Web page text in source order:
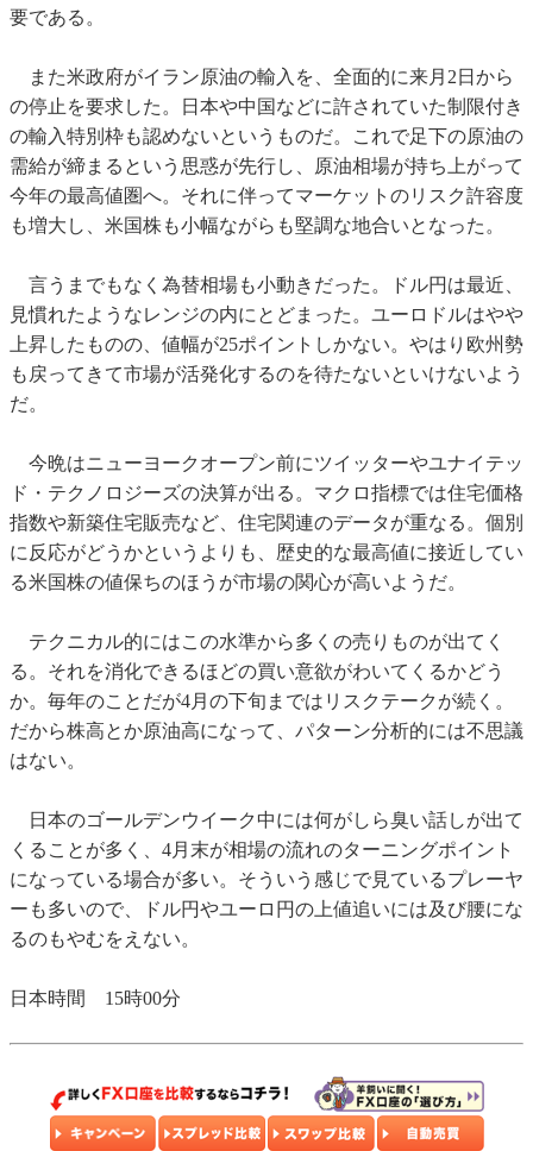
要である。
また米政府がイラン原油の輸入を、全面的に来月2日から
の停止を要求した。日本や中国などに許されていた制限付き
の輸入特別枠も認めないというものだ。これで足下の原油の
需給が締まるという思惑が先行し、原油相場が持ち上がって
今年の最高値圏へ。それに伴ってマーケットのリスク許容度
も増大し、米国株も小幅ながらも堅調な地合いとなった。
言うまでもなく為替相場も小動きだった。ドル円は最近、
見慣れたようなレンジの内にとどまった。ユーロドルはやや
上昇したものの、値幅が25ポイントしかない。やはり欧州勢
も戻ってきて市場が活発化するのを待たないといけないよう
だ。
今晩はニューヨークオープン前にツイッターやユナイテッ
ド・テクノロジーズの決算が出る。マクロ指標では住宅価格
指数や新築住宅販売など、住宅関連のデータが重なる。個別
に反応がどうかというよりも、歴史的な最高値に接近してい
る米国株の値保ちのほうが市場の関心が高いようだ。
テクニカル的にはこの水準から多くの売りものが出てく
る。それを消化できるほどの買い意欲がわいてくるかどう
か。毎年のことだが4月の下旬まではリスクテークが続く。
だから株高とか原油高になって、パターン分析的には不思議
はない。
日本のゴールデンウイーク中には何がしら臭い話しが出て
くることが多く、4月末が相場の流れのターニングポイント
になっている場合が多い。そういう感じで見ているプレーヤ
ーも多いので、ドル円やユーロ円の上値追いには及び腰にな
るのもやむをえない。
日本時間 15時00分